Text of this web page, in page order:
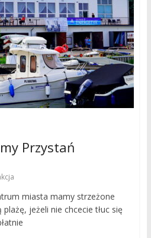
Przystań
miasta mamy strzeżone
jeżeli nie chcecie tłuc się